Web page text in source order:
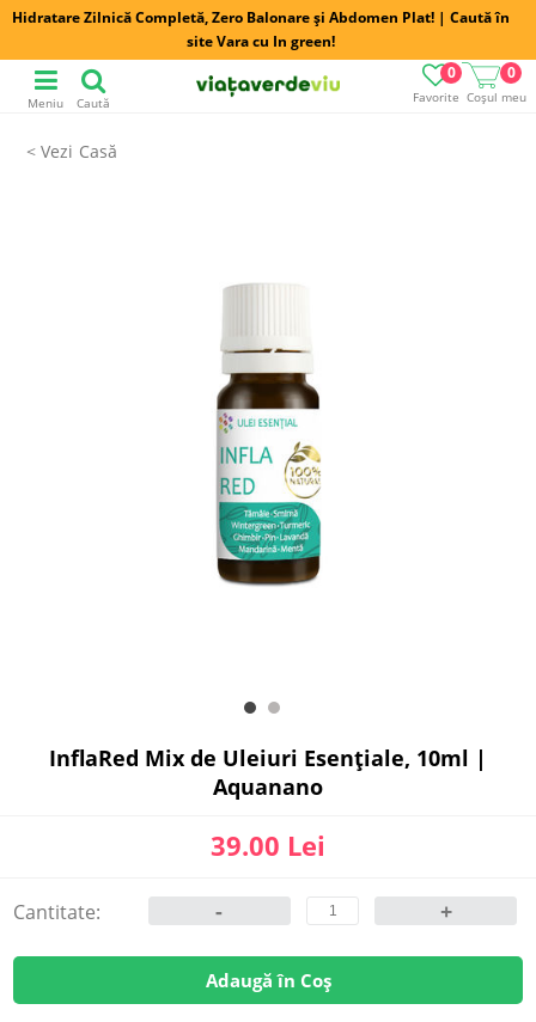
Hidratare Zilnică Completă, Zero Balonare și Abdomen Plat! | Caută în
site Vara cu In green!
Favorite
0
Coșul meu
0
Meniu Caută
Casă
InflaRed Mix de Uleiuri Esențiale, 10ml |
Aquanano
39.00 Lei
Cantitate: - +
Adaugă în Coș